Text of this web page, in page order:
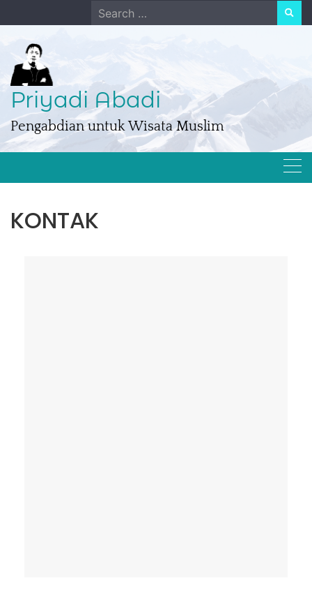
to
content
Search
for:
Priyadi Abadi
Pengabdian untuk Wisata Muslim
KONTAK